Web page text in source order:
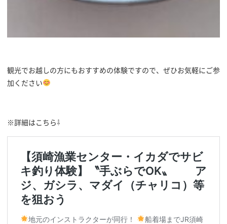
観光でお越しの方にもおすすめの体験ですので、ぜひお気軽にご参
加ください
※詳細はこちら⇩